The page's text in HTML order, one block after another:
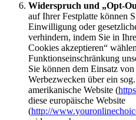
Widerspruch und „Opt-
auf Ihrer Festplatte können
Einwilligung oder
verhindern, indem Sie in
Cookies akzeptieren“
Funktionseinschränkung
Sie können dem Einsatz
Werbezwecken über ein
amerikanische Website (
diese europäische Website
(http://